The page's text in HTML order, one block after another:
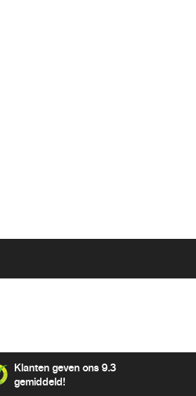
Klanten geven ons 9.3
gemiddeld!